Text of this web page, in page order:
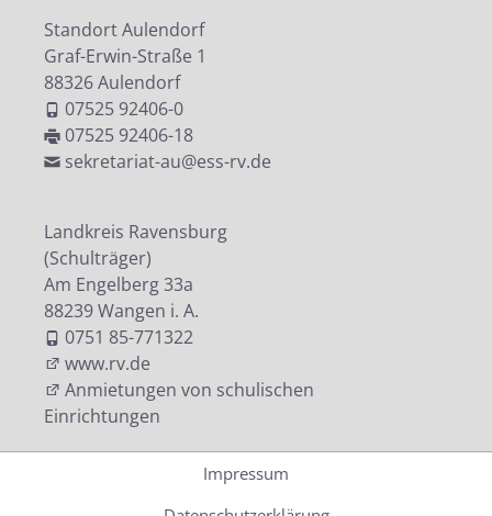
Standort Aulendorf
Graf-Erwin-Straße 1
88326 Aulendorf
07525 92406-0
07525 92406-18
sekretariat-au@ess-rv.de
Landkreis Ravensburg
(Schulträger)
Am Engelberg 33a
88239 Wangen i. A.
0751 85-771322
www.rv.de
Anmietungen von schulischen
Einrichtungen
Impressum